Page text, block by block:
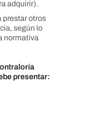
adquirir).
prestar otros
según lo
normativa
presentar: